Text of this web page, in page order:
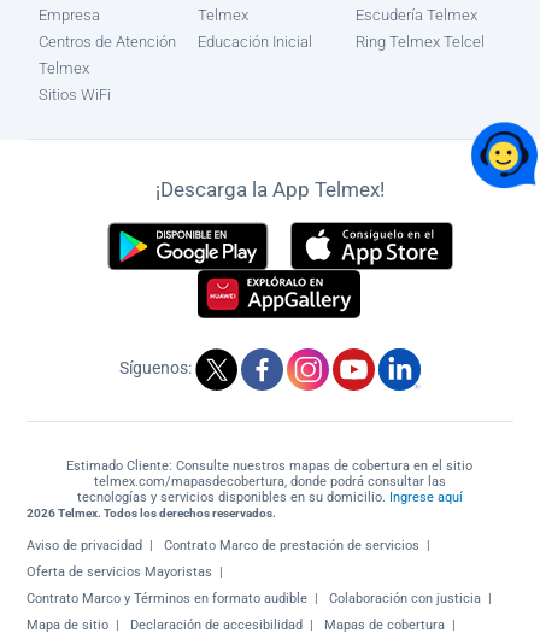
Empresa
Centros de Atención
Telmex
Sitios WiFi
Telmex
Educación Inicial
Escudería Telmex
Ring Telmex Telcel
¡Descarga la App Telmex!
Síguenos:
Estimado Cliente: Consulte nuestros mapas de cobertura en el sitio
telmex.com/mapasdecobertura, donde podrá consultar las
tecnologías y servicios disponibles en su domicilio. Ingrese aquí
2026 Telmex. Todos los derechos reservados.
Aviso de privacidad
Contrato Marco de prestación de servicios
Oferta de servicios Mayoristas
Contrato Marco y Términos en formato audible
Colaboración con justicia
Mapa de sitio
Declaración de accesibilidad Mapas de cobertura